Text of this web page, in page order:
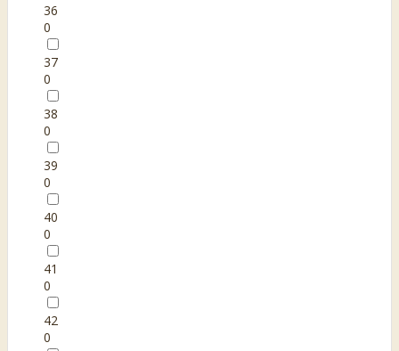
36
0
37
0
38
0
39
0
40
0
41
0
42
0